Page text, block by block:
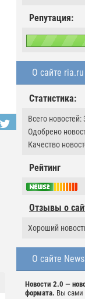
Репутация:
О сайте ria.ru
Статистика:
Всего новостей:
Одобрено
Качество
Рейтинг
Отзывы о
Хороший
О сайте
Новости 2.0 —
формата. Вы сами